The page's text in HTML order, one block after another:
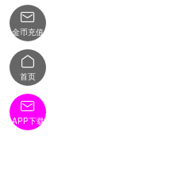

金币充值

首页

APP下载